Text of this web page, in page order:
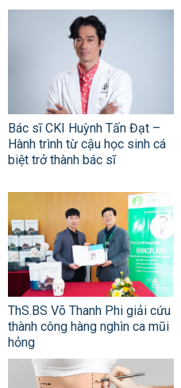
Bác sĩ CKI Huỳnh Tấn Đạt –
Hành trình từ cậu học sinh cá
biệt trở thành bác sĩ
ThS.BS Võ Thanh Phi giải cứu
thành công hàng nghìn ca mũi
hỏng